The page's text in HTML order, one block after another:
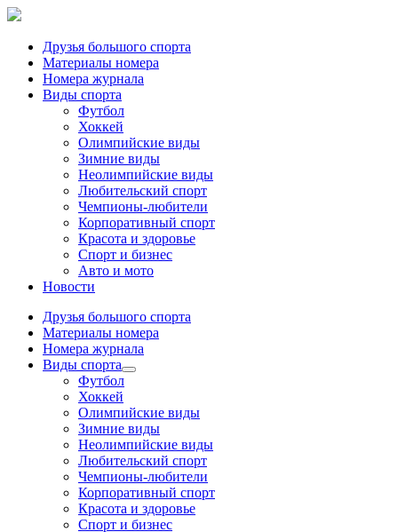
Друзья большого спорта
Материалы номера
Номера журнала
Виды спорта
Футбол
Хоккей
Олимпийские виды
Зимние виды
Неолимпийские виды
Любительский спорт
Чемпионы-любители
Корпоративный спорт
Красота и здоровье
Спорт и бизнес
Авто и мото
Новости
Друзья большого спорта
Материалы номера
Номера журнала
Виды спорта
Футбол
Хоккей
Олимпийские виды
Зимние виды
Неолимпийские виды
Любительский спорт
Чемпионы-любители
Корпоративный спорт
Красота и здоровье
Спорт и бизнес